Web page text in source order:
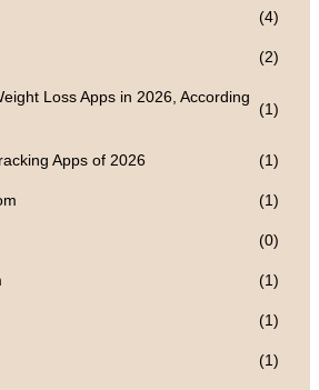
(4)
(2)
Loss Apps in 2026, According
(1)
Apps of 2026 (1)
(1)
(0)
(1)
(1)
(1)